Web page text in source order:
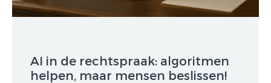
AI in de rechtspraak: algoritmen
helpen, maar mensen beslissen!